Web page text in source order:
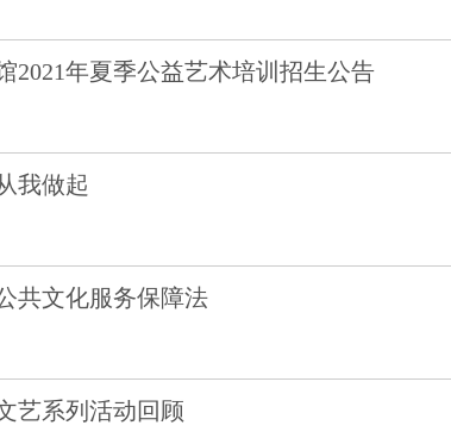
2021年夏季公益艺术培训招生公告
我做起
共文化服务保障法
艺系列活动回顾